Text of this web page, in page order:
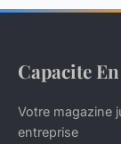
Capacite
Votre magazine
entreprise